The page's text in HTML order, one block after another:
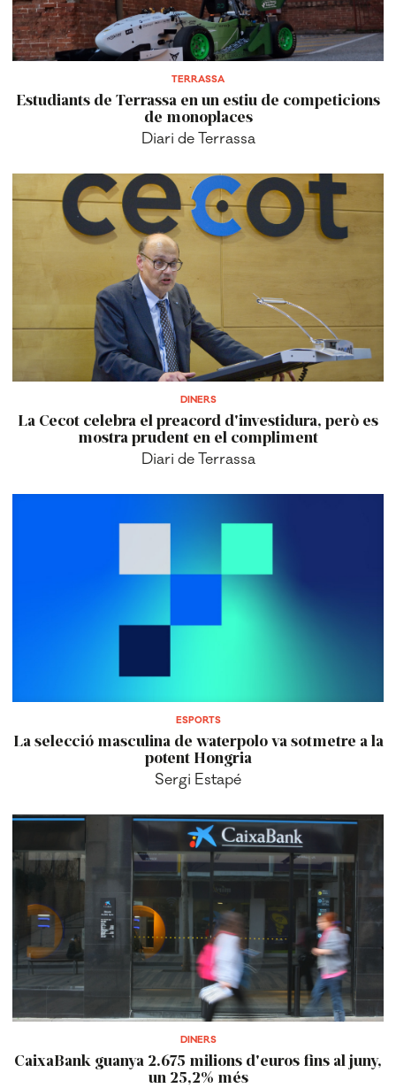
TERRASSA
Estudiants de Terrassa en un estiu de competicions
de monoplaces
Diari de Terrassa
DINERS
La Cecot celebra el preacord d'investidura, però es
mostra prudent en el compliment
Diari de Terrassa
ESPORTS
La selecció masculina de waterpolo va sotmetre a la
potent Hongria
Sergi Estapé
DINERS
CaixaBank guanya 2.675 milions d'euros fins al juny,
un 25,2% més